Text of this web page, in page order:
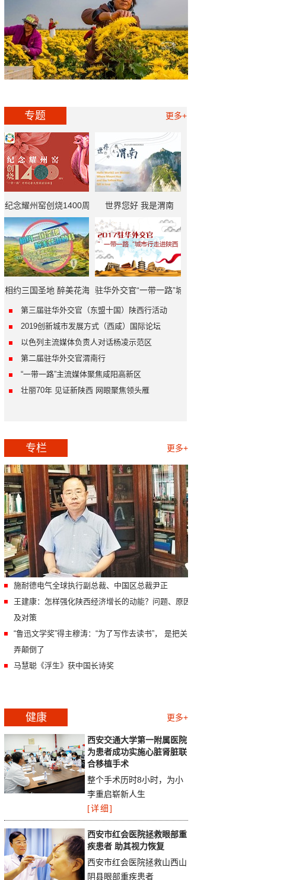
专题 更多+
纪念耀州窑创烧1400周
年·“一带一路”中外记者
大型采访活动
世界您好 我是渭南
相约三国圣地 醉美花海
勉县
驻华外交官“一带一路”城
市行走进陕西
第三届驻华外交官（东盟十国）陕西行活动
2019创新城市发展方式（西咸）国际论坛
以色列主流媒体负责人对话杨凌示范区
第二届驻华外交官渭南行
“一带一路”主流媒体聚焦咸阳高新区
壮丽70年 见证新陕西 网眼聚焦领头雁
专栏 更多+
施耐德电气全球执行副总裁、中国区总裁尹正
王建康：怎样强化陕西经济增长的动能？问题、原因
及对策
“鲁迅文学奖”得主穆涛：“为了写作去读书”， 是把关系
弄颠倒了
马慧聪《浮生》获中国长诗奖
健康 更多+
西安交通大学第一附属医院
为患者成功实施心脏肾脏联
合移植手术
整个手术历时8小时，为小
李重启崭新人生
[详细]
西安市红会医院拯救眼部重
疾患者 助其视力恢复
西安市红会医院拯救山西山
阴县眼部重疾患者